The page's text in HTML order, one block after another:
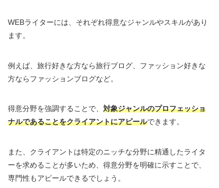
WEBライターには、それぞれ得意なジャンルやスキルがあり
ます。
例えば、旅行好きな方なら旅行ブログ、ファッション好きな
方ならファッションブログなど。
得意分野を強調することで、 対象ジャンルのプロフェッショ
ナルであることをクライアントにアピールできます。
また、クライアントは特定のニッチな分野に精通したライタ
ーを求めることが多いため、得意分野を明確に示すことで、
専門性もアピールできるでしょう。